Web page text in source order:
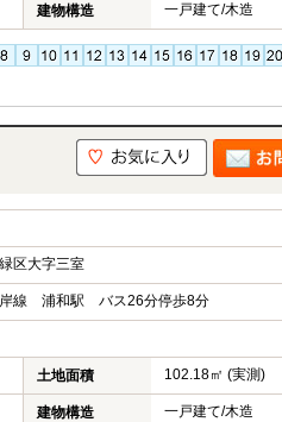
建物構造 一戸建て/木造
区大字三室
岸線 浦和駅 バス26分停歩8分
土地面積 102.18㎡ (実測)
建物構造 一戸建て/木造